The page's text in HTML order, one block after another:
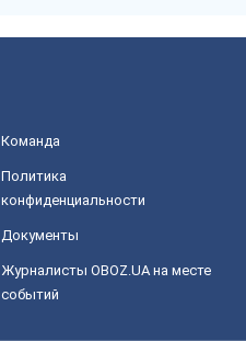
Команда
Политика
конфиденциальности
Документы
Журналисты OBOZ.UA на месте
событий